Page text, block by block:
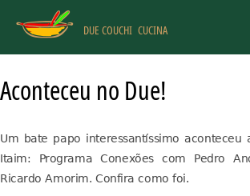
DUE COUCHI CUCINA
Aconteceu no Due!
Um bate papo interessantíssimo aconteceu
Itaim: Programa Conexões com Pedro
Ricardo Amorim. Confira como foi.